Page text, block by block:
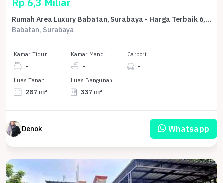
Rumah Area Luxury Babatan, Surabaya - Harga Terbaik 6,3 Miliar
Babatan, Surabaya
Kamar Tidur
-
Kamar Mandi
-
Carport
-
Luas Tanah
287 m²
Luas Bangunan
337 m²
Denok Whatsapp